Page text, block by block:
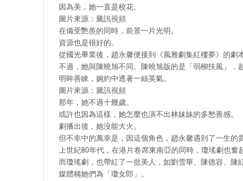
因為美，她一直是校花。
圖片來源：騰訊視頻
在備受艷羨的同時，前景一片光明。
資源也是很好的。
從國光畢業後，趙永馨便接到《風雅劇集紅樓夢》的劇
不過，她與陳曉旭不同。陳曉旭版的是「弱柳扶風」，
明眸善睞，婉約中透著一絲英氣。
圖片來源：騰訊視頻
那年，她不過十幾歲。
或許也因為這樣，她怎麼也演不出林妹妹的多愁善感。
劇播出後，她沒能大火。
但不幸中的萬幸是，因這個角色，趙永馨遇到了一生的
上世紀80年代，在港片卷席東南亞的同時，瓊瑤劇也奮
而瓊瑤劇，也帶紅了一批美人，如劉雪華、陳德容、陳
媒體稱她們為「瓊女郎」。